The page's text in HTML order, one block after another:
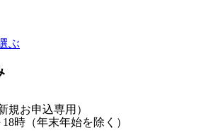
ぶ
規お申込専用）
時（年末年始を除く）